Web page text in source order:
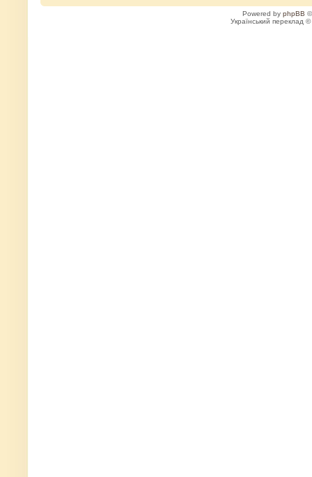
Powered by phpBB
Український переклад